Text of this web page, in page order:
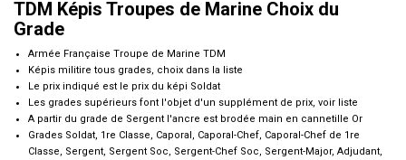
TDM Képis Troupes de Marine Choix du
Grade
Armée Française Troupe de Marine TDM
Képis militire tous grades, choix dans la liste
Le prix indiqué est le prix du képi Soldat
Les grades supérieurs font l'objet d'un supplément de prix, voir liste
A partir du grade de Sergent l'ancre est brodée main en cannetille Or
Grades Soldat, 1re Classe, Caporal, Caporal-Chef, Caporal-Chef de 1re
Classe, Sergent, Sergent Soc, Sergent-Chef Soc, Sergent-Major, Adjudant,